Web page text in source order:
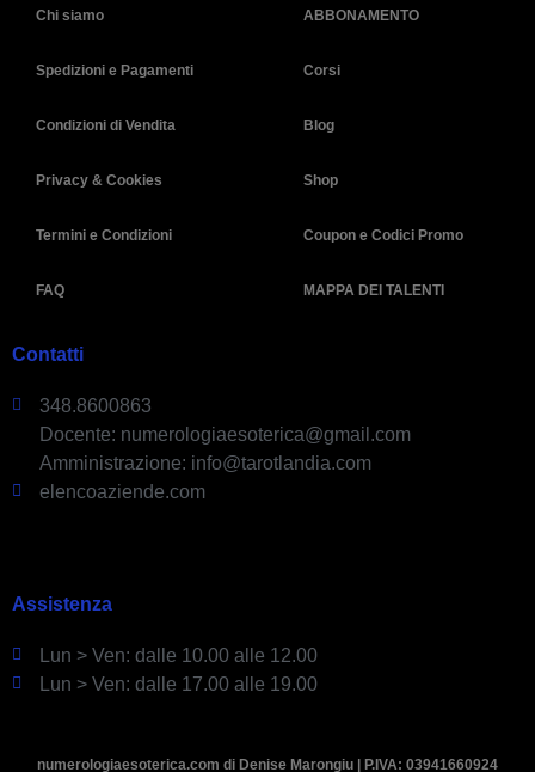
Chi siamo
Spedizioni e Pagamenti
Condizioni di Vendita
Privacy & Cookies
Termini e Condizioni
FAQ
ABBONAMENTO
Corsi
Blog
Shop
Coupon e Codici Promo
MAPPA DEI TALENTI
Contatti
348.8600863
Docente: numerologiaesoterica@gmail.com
Amministrazione: info@tarotlandia.com
elencoaziende.com
Assistenza
Lun > Ven: dalle 10.00 alle 12.00
Lun > Ven: dalle 17.00 alle 19.00
numerologiaesoterica.com di Denise Marongiu | P.IVA: 03941660924